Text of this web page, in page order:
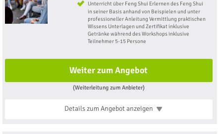
Unterricht über Feng Shui Erlernen des Feng Shui
in seiner Basis anhand von Beispielen und unter
professioneller Anleitung Vermittlung praktischen
Wissens Unterlagen und Zertifikat inklusive
Getränke während des Workshops inklusive
Teilnehmer 5-15 Persone
Weiter zum Angebot
(Weiterleitung zum Anbieter)
Details zum Angebotanzeigen